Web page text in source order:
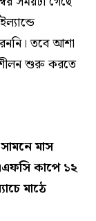
তবে আশা
শুরু করতে
মাস
কাপে ১২
মাঠে